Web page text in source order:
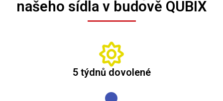
našeho sídla v budově QUBIX
5 týdnů dovolené